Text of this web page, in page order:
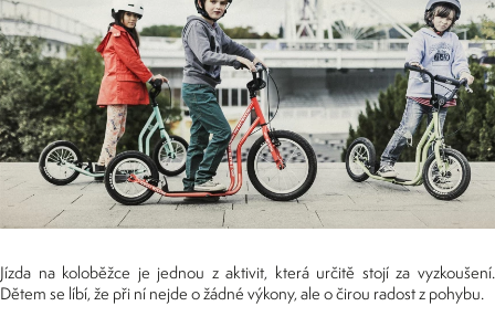
Jízda na koloběžce je jednou z aktivit, která určitě stojí za vyzkoušení.
Dětem se líbí, že při ní nejde o žádné výkony, ale o čirou radost z pohybu.